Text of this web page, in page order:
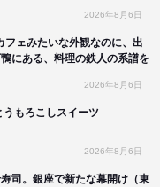
2026年8月6日
フェみたいな外観なのに、出
にある、料理の鉄人の系譜を
2026年8月6日
もろこしスイーツ
2026年8月6日
司。銀座で新たな幕開け（東